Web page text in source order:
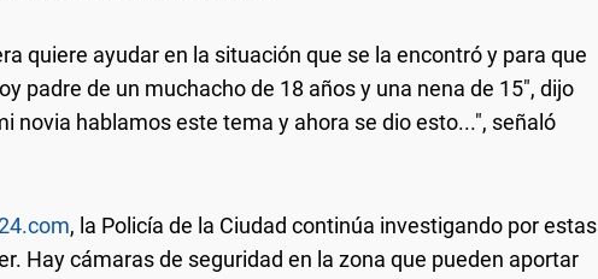
quiere ayudar en la situación que se la encontró y para que
padre de un muchacho de 18 años y una nena de 15", dijo
novia hablamos este tema y ahora se dio esto...", señaló
, la Policía de la Ciudad continúa investigando por estas
Hay cámaras de seguridad en la zona que pueden aportar